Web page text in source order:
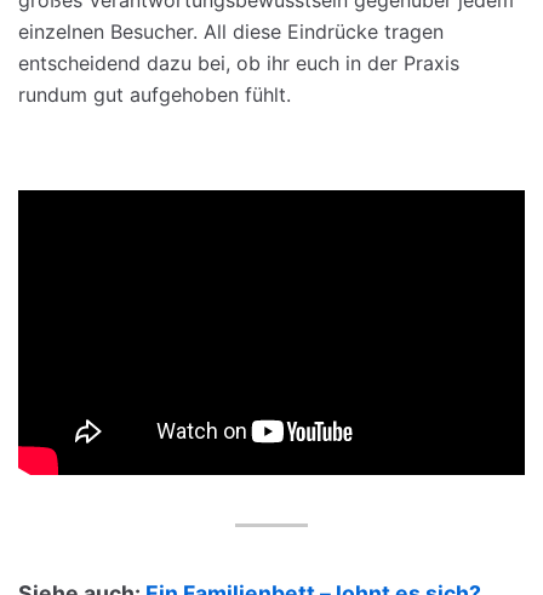
einzelnen Besucher. All diese Eindrücke tragen
entscheidend dazu bei, ob ihr euch in der Praxis
rundum gut aufgehoben fühlt.